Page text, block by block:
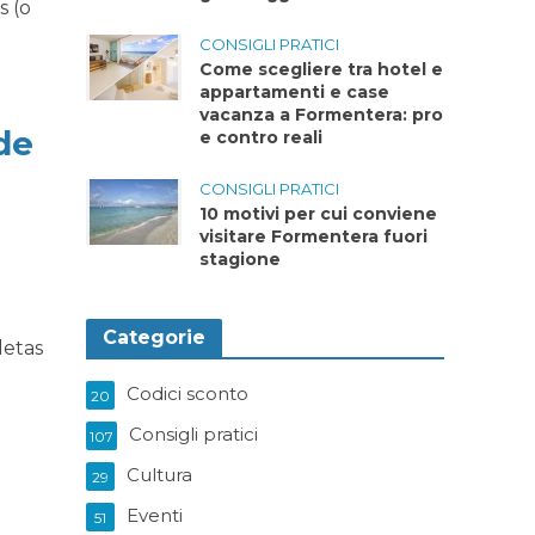
(o
CONSIGLI PRATICI
Come scegliere tra hotel e
appartamenti e case
vacanza a Formentera: pro
e contro reali
CONSIGLI PRATICI
10 motivi per cui conviene
visitare Formentera fuori
stagione
Categorie
Codici sconto
20
Consigli pratici
107
Cultura
29
Eventi
51